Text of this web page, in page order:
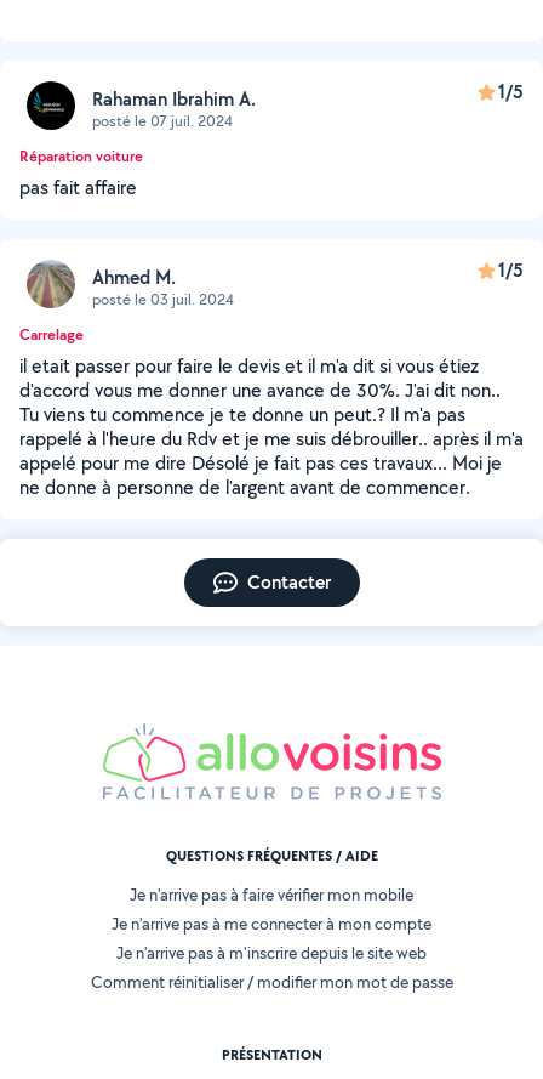
Rahaman Ibrahim A.
posté le 07 juil. 2024
1/5
Réparation voiture
pas fait affaire
Ahmed M.
posté le 03 juil. 2024
1/5
Carrelage
il etait passer pour faire le devis et il m'a dit si vous étiez
d'accord vous me donner une avance de 30%. J'ai dit non..
Tu viens tu commence je te donne un peut.? Il m'a pas
rappelé à l'heure du Rdv et je me suis débrouiller.. après il m'a
appelé pour me dire Désolé je fait pas ces travaux... Moi je
ne donne à personne de l'argent avant de commencer.
Contacter
QUESTIONS FRÉQUENTES / AIDE
Je n'arrive pas à faire vérifier mon mobile
Je n'arrive pas à me connecter à mon compte
Je n'arrive pas à m'inscrire depuis le site web
Comment réinitialiser / modifier mon mot de passe
PRÉSENTATION